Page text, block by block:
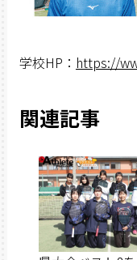
学校HP： https://
関連記事